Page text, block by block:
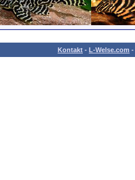
Kontakt - L-Welse.com -